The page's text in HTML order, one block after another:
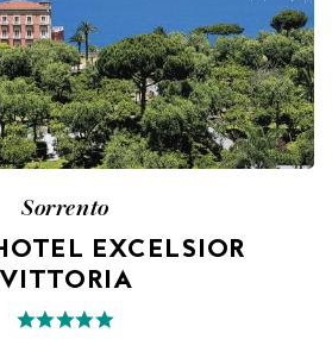
Sorrento
EXCELSIOR
VITTORIA